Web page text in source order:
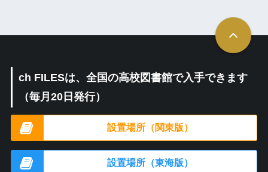
ch FILESは、全国の高校図書館で入手できます
（毎月20日発行）
設置場所（関東版）
設置場所（東海版）